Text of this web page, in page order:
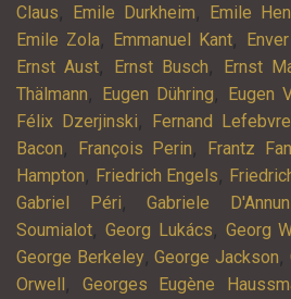
Claus, Emile Durkheim, Emile
Emile Zola, Emmanuel Kant,
Ernst Aust, Ernst Busch, Ernst
Thälmann, Eugen Dühring, Eugen
Félix Dzerjinski, Fernand Lefebvre
Bacon, François Perin, Frantz
Hampton, Friedrich Engels,
Gabriel Péri,Gabriele
Soumialot, Georg Lukács, Georg
George Berkeley,George Jackson,
Orwell , Georges Eugène